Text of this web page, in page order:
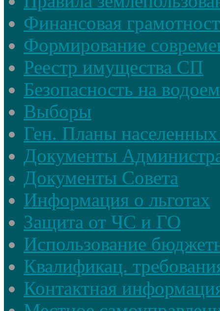
Финансовая
Формирование
Реестр имущества СП
Безопасность на
Выборы
Ген. Планы
Документы
Документы Совета
Информация о льготах
Защита от ЧС и ГО
Использование
Квалификац.
Контактная